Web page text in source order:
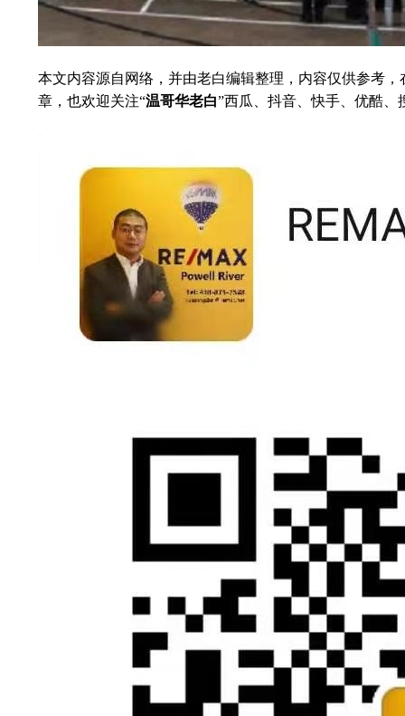
本文内容源自网络，并由老白编辑整理，内容仅供参考
章，也欢迎关注“温哥华老白”西瓜、抖音、快手、优酷、